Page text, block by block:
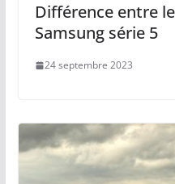
Différence entre
Samsung série 5
24 septembre 2023